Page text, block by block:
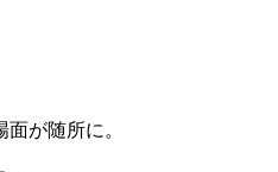
が随所に。